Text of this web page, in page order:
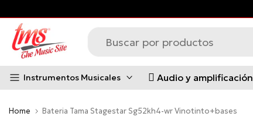
contenido
Instrumentos Musicales Audio y amplificación
Home Bateria Tama Stagestar Sg52kh4-wr Vinotinto+bases